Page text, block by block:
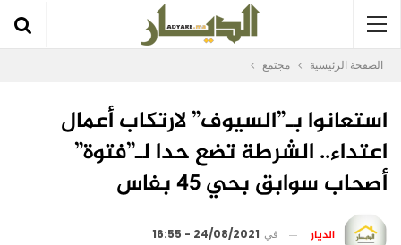
الصفحة الرئيسية مجتمع
استعانوا بـ”السيوف” لارتكاب أعمال
اعتداء.. الشرطة تضع حدا لـ”فتوة”
أصحاب سوابق بحي 45 بفاس
الديار في 24/08/2021 - 16:55